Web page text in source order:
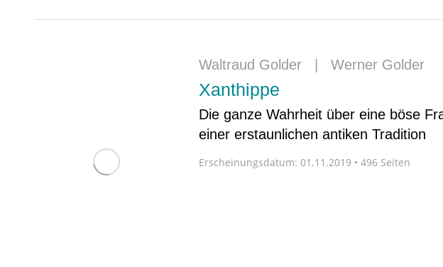
Waltraud Golder Werner Golder
Xanthippe
Die ganze Wahrheit über eine böse
einer erstaunlichen antiken Tradition
Erscheinungsdatum: 01.11.2019 • 496 Seiten